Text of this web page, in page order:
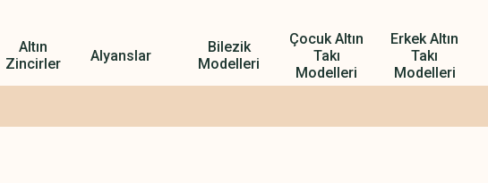
Altın
Zincirler
Alyanslar
Bilezik
Modelleri
Çocuk Altın
Takı
Modelleri
Erkek Altın
Takı
Modelleri